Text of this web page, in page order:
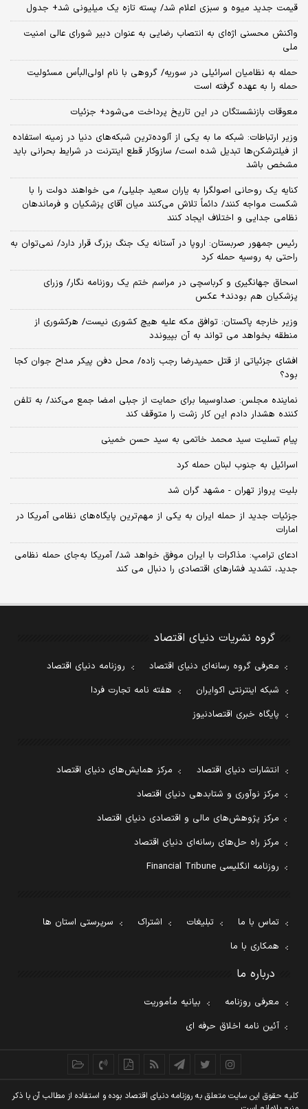
قیمت جدید میوه و سبزی اعلام شد/ پسته تازه یک میلیونی شد+ جدول
واکنش محسنی اژه‌ای به انتصاب رضایی به عنوان دبیر شورای عالی امنیت
ملی
حمله به نظامیان اسرائیلی در سوریه/ گروهی با نام اولی‌البأس مسئولیت
حمله را به عهده گرفته است
معوقات بازنشستگان در این تاریخ پرداخت می‌شود+ جزئیات
وزیر ارتباطات: شبکه ما به یکی از آلوده‌ترین شبکه‌های دنیا در زمینه استفاده
از فیلترشکن‌ها تبدیل شده است/ سازوکار قطع اینترنت در شرایط بحرانی باید
مشخص باشد
کنایه یک روحانی اصولگرا به یاران سعید جلیلی/ می خواهند دولت را با
شکست مواجه کنند/ دائماً تلاش می‌کنند میان آقای پزشکیان و فرماندهان
نظامی جدایی و اختلاف ایجاد کنند
رئیس جمهور صربستان: اروپا در آستانه یک جنگ بزرگ قرار دارد/ نمی‌توان به
راحتی به روسیه حمله کرد
اسحاق جهانگیری و کرباسچی در مراسم ختم یک روزنامه نگار/ وزرای
پزشکیان هم بودند+ عکس
وزیر خارجه پاکستان: توافق مکه علیه هیچ کشوری نیست/ هرکشوری از
منطقه بخواهد می تواند به آن بپیوندد
افشای جزئیاتی از قتل حمیدرضا رجب زاده/ محل دفن پیکر مداح جوان کجا
بود؟
نماینده مجلس: صداوسیما برای حمایت از جبلی امضا جمع می‌کند/ به تلفن
کننده هشدار دادم این کار زشت را متوقف کند
پیام تسلیت سید محمد خاتمی به سید حسن خمینی
اسرائیل به جنوب لبنان حمله کرد
بلیت پرواز تهران - مشهد گران شد
جزئیات جدید از حمله ایران به یکی از مهم‌ترین پایگاه‌های نظامی آمریکا در
امارات
ادعای ترامپ: مذاکرات با ایران موفق خواهد شد/ آمریکا به‌جای حمله نظامی
جدید، تشدید فشارهای اقتصادی را دنبال می کند
گروه نشریات دنیای اقتصاد
معرفی گروه رسانه‌ای دنیای اقتصاد
روزنامه دنیای اقتصاد
شبکه اینترنتی اکوایران
هفته نامه تجارت فردا
پایگاه خبری اقتصادنیوز
انتشارات دنیای اقتصاد
مرکز همایش‌های دنیای اقتصاد
مرکز نوآوری و شتابدهی دنیای اقتصاد
مرکز پژوهش‌های مالی و اقتصادی دنیای اقتصاد
مرکز راه حل‌های رسانه‌ای دنیای اقتصاد
روزنامه انگلیسی Financial Tribune
تماس با ما تبلیغات اشتراک
سرپرستی استان ها
همکاری با ما
درباره ما
معرفی روزنامه
بیانیه مأموریت
آئین نامه اخلاق حرفه ای
کليه حقوق اين سايت متعلق به روزنامه دنيای اقتصاد بوده و استفاده از مطالب آن با ذکر